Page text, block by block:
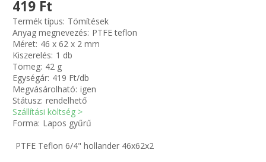
Zsinór Körszelvényű tömítőzsinórok
SIMÍTÓZÁRAS TASAK
ETETŐTÁL-TIPLI-GRANULÁTUM
419 Ft
Termék típus: Tömítések
Anyag megnevezés: PTFE teflon
Méret: 46 x 62 x 2 mm
Kiszerelés: 1 db
Tömeg: 42 g
Egységár: 419 Ft/db
Megvásárolható: igen
Státusz: rendelhető
Szállítási költség >
Forma: Lapos gyűrű
PTFE Teflon 6/4" hollander 46x62x2